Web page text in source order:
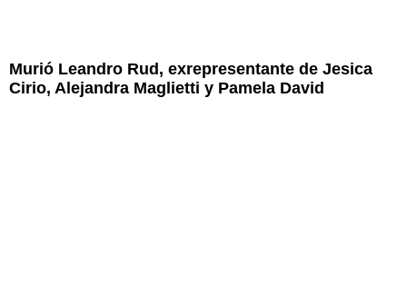
Murió Leandro Rud, exrepresentante de Jesica
Cirio, Alejandra Maglietti y Pamela David